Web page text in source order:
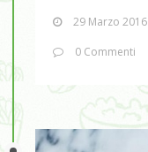
29 Marzo 2016
0 Commenti